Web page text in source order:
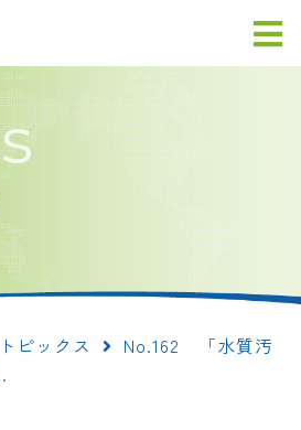
トピックス
No.162 「水質汚